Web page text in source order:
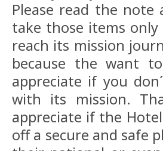
Please read the
take those items
reach its mission
because the want
appreciate if you
with its mission.
appreciate if the
off a secure and safe